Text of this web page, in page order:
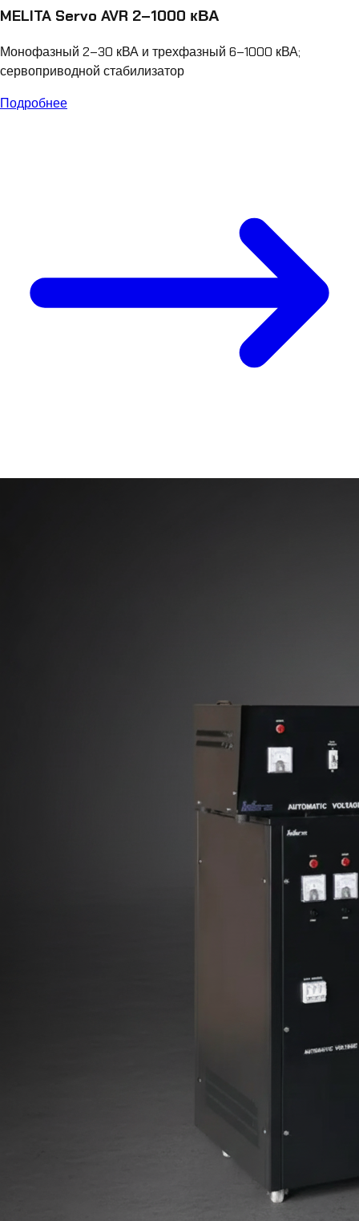
MELITA Servo AVR 2–1000 кВА
Монофазный 2–30 кВА и трехфазный 6–1000 кВА;
сервоприводной стабилизатор
Подробнее